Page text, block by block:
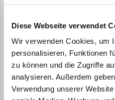
Diese Webseite verwendet
Wir verwenden Cookies, um
personalisieren, Funktionen
zu können und die Zugriffe
analysieren. Außerdem
Verwendung unserer
TreeFrog Fixation de
15x100mm
Poids : 0.5kg
Dimensions : 16x16x10cm